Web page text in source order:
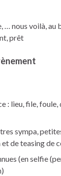
… nous voilà, au
prêt
: lieu, file,
sympa,
de teasing de
(en selfie